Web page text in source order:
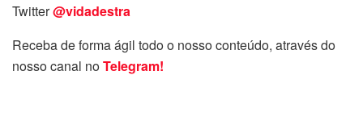
Twitter@vidadestra
Receba de forma ágil todo o nosso conteúdo, através do
nosso canal noTelegram!